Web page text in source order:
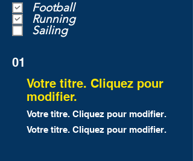
Football
Running
Sailing
01
Votre titre. Cliquez pour
modifier.
Votre titre. Cliquez pour modifier.
Votre titre. Cliquez pour modifier.